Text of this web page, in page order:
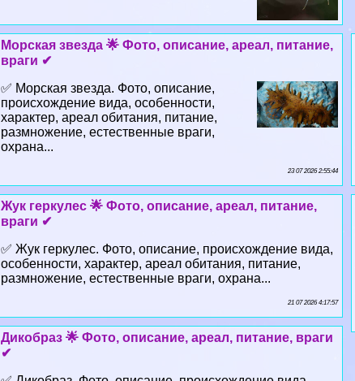
Морская звезда 🌟 Фото, описание, ареал, питание,
враги ✔
✅ Морская звезда. Фото, описание,
происхождение вида, особенности,
хаpaктер, ареал обитания, питание,
размножение, естественные враги,
охрана...
23 07 2026 2:55:44
Жук геркулес 🌟 Фото, описание, ареал, питание,
враги ✔
✅ Жук геркулес. Фото, описание, происхождение вида,
особенности, хаpaктер, ареал обитания, питание,
размножение, естественные враги, охрана...
21 07 2026 4:17:57
Дикобраз 🌟 Фото, описание, ареал, питание, враги
✔